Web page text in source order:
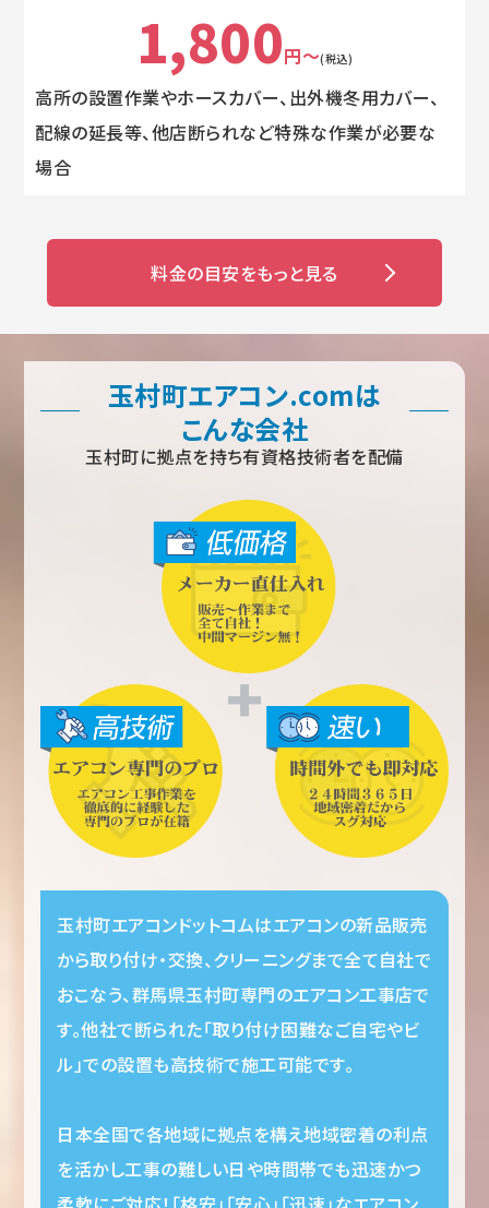
1,800円～(税込)
高所の設置作業やホースカバー、出外機冬用カバー、
配線の延長等、他店断られなど特殊な作業が必要な
場合
料金の目安をもっと見る
玉村町エアコン.comは
こんな会社
玉村町に拠点を持ち有資格技術者を配備
玉村町エアコンドットコムはエアコンの新品販売
から取り付け・交換、クリーニングまで全て自社で
おこなう、群馬県玉村町専門のエアコン工事店で
す。他社で断られた「取り付け困難なご自宅やビ
ル」での設置も高技術で施工可能です。
日本全国で各地域に拠点を構え地域密着の利点
を活かし工事の難しい日や時間帯でも迅速かつ